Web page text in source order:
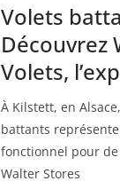
Volets
Découvrez
Volets,
À Kilstett, en
battants
fonctionnel pour
Walter Stores